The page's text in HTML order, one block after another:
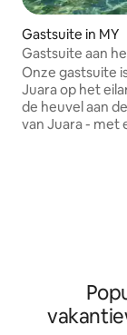
Gastsuite in MY
Gastsuite aan
Onze gastsuite
Juara op het
de heuvel aan
van Juara - met
de woning te